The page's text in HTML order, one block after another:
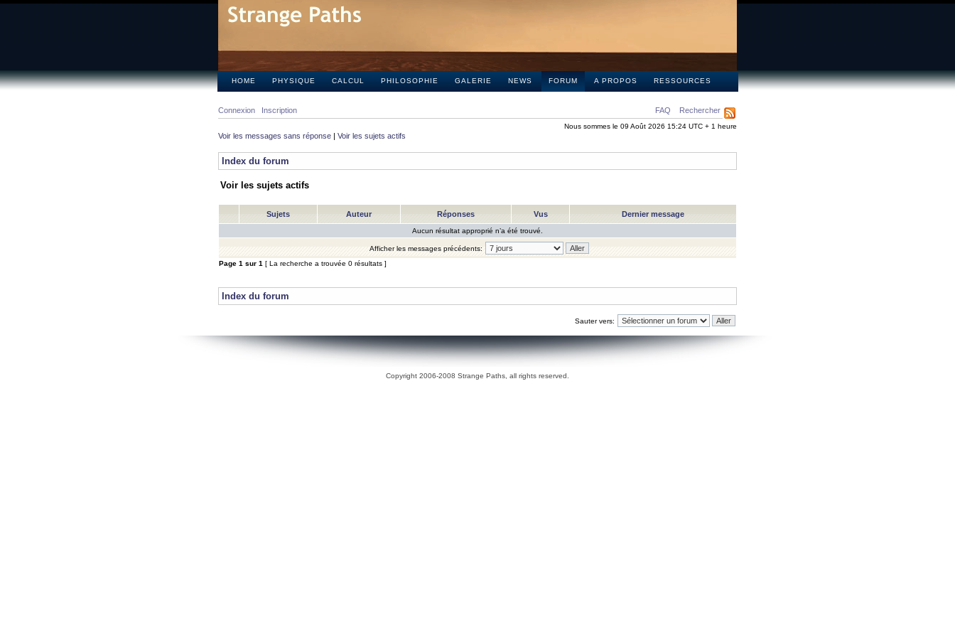
HOME PHYSIQUE CALCUL PHILOSOPHIE GALERIE NEWS FORUM A PROPOS RESSOURCES
FAQ Rechercher
Connexion Inscription
Nous sommes le 09 Août 2026 15:24 UTC + 1 heure
Voir les messages sans réponse | Voir les sujets actifs
Index du forum
Voir les sujets actifs
Sujets Auteur Réponses Vus Dernier message
Aucun résultat approprié n’a été trouvé.
Afficher les messages précédents:
Page 1 sur 1 [ La recherche a trouvée 0 résultats ]
Index du forum
Sauter vers:
Copyright 2006-2008 Strange Paths, all rights reserved.